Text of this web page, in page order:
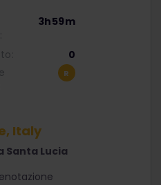
3h59m
0
Italy
Santa Lucia